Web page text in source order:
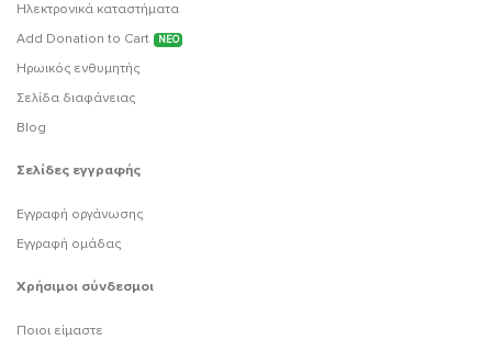
Ηλεκτρονικά καταστήματα
Add Donation to Cart
ΝΕΟ
Ηρωικός ενθυμητής
Σελίδα διαφάνειας
Blog
Σελίδες εγγραφής
Εγγραφή οργάνωσης
Εγγραφή ομάδας
Χρήσιμοι σύνδεσμοι
Ποιοι είμαστε